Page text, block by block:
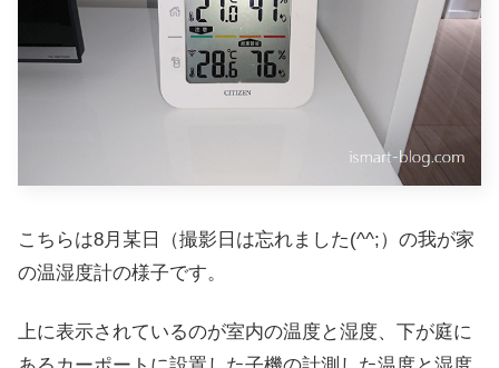
こちらは8月某日（撮影日は忘れました(^^;）の我が家
の温湿度計の様子です。
上に表示されているのが室内の温度と湿度、下が庭に